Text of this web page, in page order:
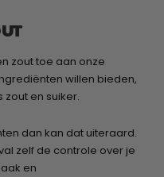
zout toe aan onze
willen bieden,
en suiker.
dan kan dat uiteraard.
zelf de controle over je
en